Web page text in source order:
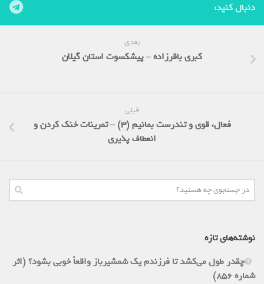
دنبال کنید:
بعدی
کبری باقرزاده – پیشکسوت استان گیلان
قبلی
فعال، قوی و تندرست بمانیم (3) – تمرینات خنک کردن و
انعطاف پذیری
نوشته‌های تازه
چقدر طول می‌کشد تا فرزندم یک شمشیرباز واقعاً خوبی بشود؟ (اثر
شماره 856)